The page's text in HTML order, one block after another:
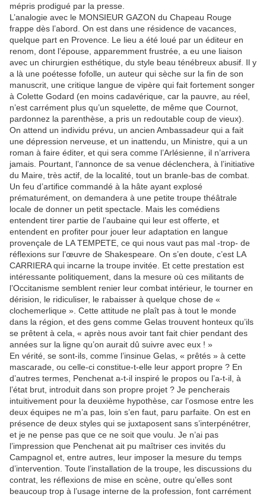
mépris prodigué par la presse.
L’analogie avec le MONSIEUR GAZON du Chapeau Rouge
frappe dès l’abord. On est dans une résidence de vacances,
quelque part en Provence. Le lieu a été loué par un éditeur en
renom, dont l’épouse, apparemment frustrée, a eu une liaison
avec un chirurgien esthétique, du style beau ténébreux abusif. Il y
a là une poétesse fofolle, un auteur qui sèche sur la fin de son
manuscrit, une critique langue de vipère qui fait fortement songer
à Colette Godard (en moins cadavérique, car la pauvre, au réel,
n’est carrément plus qu’un squelette, de même que Cournot,
pardonnez la parenthèse, a pris un redoutable coup de vieux).
On attend un individu prévu, un ancien Ambassadeur qui a fait
une dépression nerveuse, et un inattendu, un Ministre, qui a un
roman à faire éditer, et qui sera comme l’Arlésienne, il n’arrivera
jamais. Pourtant, l’annonce de sa venue déclenchera, à l’initiative
du Maire, très actif, de la localité, tout un branle-bas de combat.
Un feu d’artifice commandé à la hâte ayant explosé
prématurément, on demandera à une petite troupe théâtrale
locale de donner un petit spectacle. Mais les comédiens
entendent tirer partie de l’aubaine qui leur est offerte, et
entendent en profiter pour jouer leur adaptation en langue
provençale de LA TEMPETE, ce qui nous vaut pas mal -trop- de
réflexions sur l’œuvre de Shakespeare. On s’en doute, c’est LA
CARRIERA qui incarne la troupe invitée. Et cette prestation est
intéressante politiquement, dans la mesure où ces militants de
l’Occitanisme semblent renier leur combat intérieur, le tourner en
dérision, le ridiculiser, le rabaisser à quelque chose de «
clochemerlique ». Cette attitude ne plaît pas à tout le monde
dans la région, et des gens comme Gelas trouvent honteux qu’ils
se prêtent à cela, « après nous avoir tant fait chier pendant des
années sur la ligne qu’on aurait dû suivre avec eux ! »
En vérité, se sont-ils, comme l’insinue Gelas, « prêtés » à cette
mascarade, ou celle-ci constitue-t-elle leur apport propre ? En
d’autres termes, Penchenat a-t-il inspiré le propos ou l’a-t-il, à
l’état brut, introduit dans son propre projet ? Je pencherais
intuitivement pour la deuxième hypothèse, car l’osmose entre les
deux équipes ne m’a pas, loin s’en faut, paru parfaite. On est en
présence de deux styles qui se juxtaposent sans s’interpénétrer,
et je ne pense pas que ce ne soit que voulu. Je n’ai pas
l’impression que Penchenat ait pu maîtriser ces invités du
Campagnol et, entre autres, leur imposer la mesure du temps
d’intervention. Toute l’installation de la troupe, les discussions du
contrat, les réflexions de mise en scène, outre qu’elles sont
beaucoup trop à l’usage interne de la profession, font carrément